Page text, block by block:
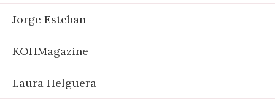
Jorge Esteban
KOHMagazine
Laura Helguera